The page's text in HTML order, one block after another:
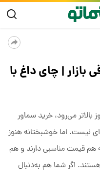
بازار | چای داغ با
بالاتر می‌رود، خرید سماور
نیست. اما خوشبختانه هنوز
هم قیمت مناسبی دارند و هم
اگر شما هم به‌دنبال